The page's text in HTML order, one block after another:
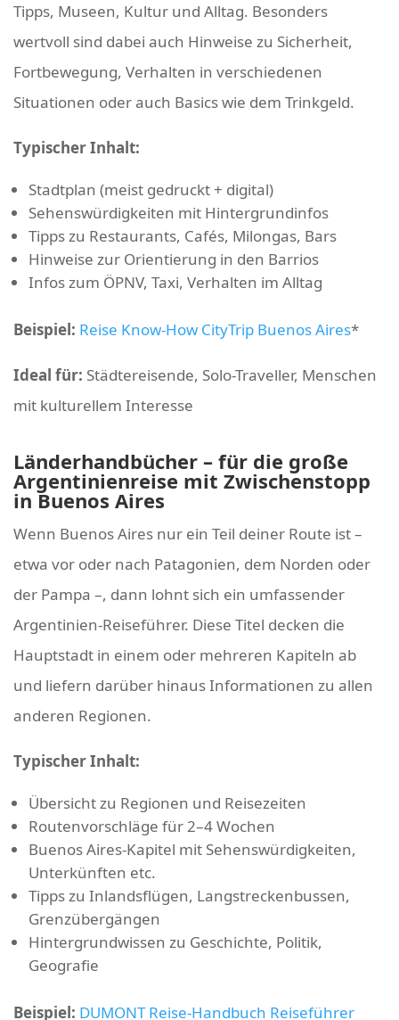
Tipps, Museen, Kultur und Alltag. Besonders
wertvoll sind dabei auch Hinweise zu Sicherheit,
Fortbewegung, Verhalten in verschiedenen
Situationen oder auch Basics wie dem Trinkgeld.
Typischer Inhalt:
Stadtplan (meist gedruckt + digital)
Sehenswürdigkeiten mit Hintergrundinfos
Tipps zu Restaurants, Cafés, Milongas, Bars
Hinweise zur Orientierung in den Barrios
Infos zum ÖPNV, Taxi, Verhalten im Alltag
Beispiel: Reise Know-How CityTrip Buenos Aires*
Ideal für: Städtereisende, Solo-Traveller, Menschen
mit kulturellem Interesse
Länderhandbücher – für die große
Argentinienreise mit Zwischenstopp
in Buenos Aires
Wenn Buenos Aires nur ein Teil deiner Route ist –
etwa vor oder nach Patagonien, dem Norden oder
der Pampa –, dann lohnt sich ein umfassender
Argentinien-Reiseführer. Diese Titel decken die
Hauptstadt in einem oder mehreren Kapiteln ab
und liefern darüber hinaus Informationen zu allen
anderen Regionen.
Typischer Inhalt:
Übersicht zu Regionen und Reisezeiten
Routenvorschläge für 2–4 Wochen
Buenos Aires-Kapitel mit Sehenswürdigkeiten,
Unterkünften etc.
Tipps zu Inlandsflügen, Langstreckenbussen,
Grenzübergängen
Hintergrundwissen zu Geschichte, Politik,
Geografie
Beispiel: DUMONT Reise-Handbuch Reiseführer